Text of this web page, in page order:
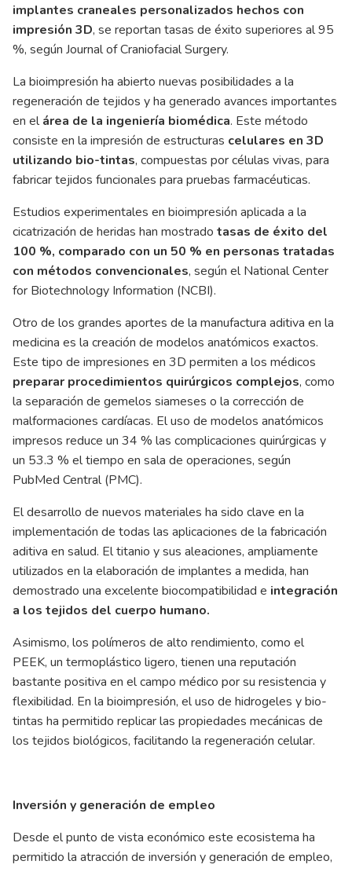
implantes craneales personalizados hechos con
impresión 3D, se reportan tasas de éxito superiores al 95
%, según Journal of Craniofacial Surgery.
La bioimpresión ha abierto nuevas posibilidades a la
regeneración de tejidos y ha generado avances importantes
en elárea de la ingeniería biomédica. Este método
consiste en la impresión de estructuras celulares en 3D
utilizando bio-tintas, compuestas por células vivas, para
fabricar tejidos funcionales para pruebas farmacéuticas.
Estudios experimentales en bioimpresión aplicada a la
cicatrización de heridas han mostrado tasas de éxito del
100 %, comparado con un 50 % en personas tratadas
con métodos convencionales, según el National Center
for Biotechnology Information (NCBI).
Otro de los grandes aportes de la manufactura aditiva en la
medicina es la creación de modelos anatómicos exactos.
Este tipo de impresiones en 3D permiten a los médicos
preparar procedimientos quirúrgicos complejos, como
la separación de gemelos siameses o la corrección de
malformaciones cardíacas. El uso de modelos anatómicos
impresos reduce un 34 % las complicaciones quirúrgicas y
un 53.3 % el tiempo en sala de operaciones, según
PubMed Central (PMC).
El desarrollo de nuevos materiales ha sido clave en la
implementación de todas las aplicaciones de la fabricación
aditiva en salud. El titanio y sus aleaciones, ampliamente
utilizados en la elaboración de implantes a medida, han
demostrado una excelente biocompatibilidad e integración
a los tejidos del cuerpo humano.
Asimismo, los polímeros de alto rendimiento, como el
PEEK, un termoplástico ligero, tienen una reputación
bastante positiva en el campo médico por su resistencia y
flexibilidad. En la bioimpresión, el uso de hidrogeles y bio-
tintas ha permitido replicar las propiedades mecánicas de
los tejidos biológicos, facilitando la regeneración celular.
Inversión y generación de empleo
Desde el punto de vista económico este ecosistema ha
permitido la atracción de inversión y generación de empleo,